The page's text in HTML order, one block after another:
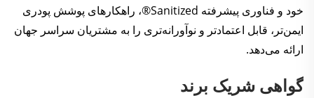
خود و فناوری پیشرفته Sanitized®، راهکارهای پوشش پودری
ایمن‌تر، قابل اعتمادتر و نوآورانه‌تری را به مشتریان سراسر جهان
ارائه می‌دهد.
گواهی شریک برند